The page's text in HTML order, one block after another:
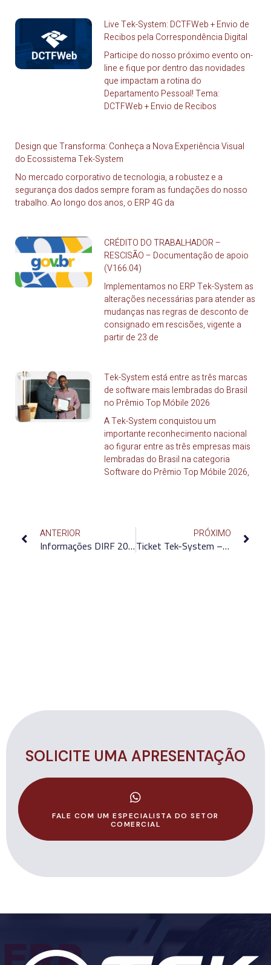
Live Tek-System: DCTFWeb + Envio de
Recibos pela Correspondência Digital
Participe do nosso próximo evento on-
line e fique por dentro das novidades
que impactam a rotina do
Departamento Pessoal! Tema:
DCTFWeb + Envio de Recibos
Design que Transforma: Conheça a Nova Experiência Visual
do Ecossistema Tek-System
No mercado corporativo de tecnologia, a robustez e a
segurança dos dados sempre foram as fundações do nosso
trabalho. Ao longo dos anos, o ERP 4G da
CRÉDITO DO TRABALHADOR –
RESCISÃO – Documentação de apoio
(V166.04)
Implementamos no ERP Tek-System as
alterações necessárias para atender as
mudanças nas regras de desconto de
consignado em rescisões, vigente a
partir de 23 de
Tek-System está entre as três marcas
de software mais lembradas do Brasil
no Prêmio Top Móbile 2026
A Tek-System conquistou um
importante reconhecimento nacional
ao figurar entre as três empresas mais
lembradas do Brasil na categoria
Software do Prêmio Top Móbile 2026,
ANTERIOR
Informações DIRF 2026
PRÓXIMO
Ticket Tek-System – Boas práticas para um uso eficiente
SOLICITE UMA APRESENTAÇÃO
FALE COM UM ESPECIALISTA DO SETOR
COMERCIAL